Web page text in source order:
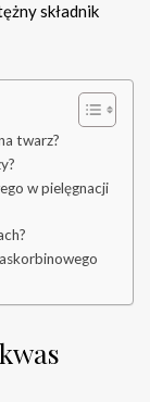
składnik
twarz?
w pielęgnacji